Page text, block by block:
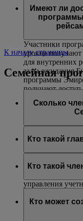
возможность
выполняемых
маршрутах,
(только на
по весу).
Платинового и
услугой
Имеют ли
Участники
уровня
для внутренних
залы ожидания
программы
получают доступ
внутренних
залы ожидания
К началу страницы
Семейная
Сколько
В одну учетную
включены до
Кто такой
Глава семьи
добавляет в нее
билеты и
управления
18 лет. Чтобы
в учетную
Кто такой
Семейной
своих миль
Кто может